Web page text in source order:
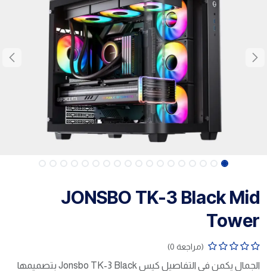
JONSBO TK-3 Black Mid
Tower
(مراجعة 0)
الجمال يكمن في التفاصيل كيس Jonsbo TK-3 Black بتصميمها